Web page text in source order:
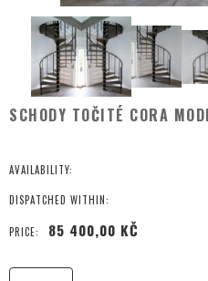
SCHODY TOČITÉ CORA
AVAILABILITY:
DISPATCHED WITHIN:
PRICE: 85 400,00 KČ